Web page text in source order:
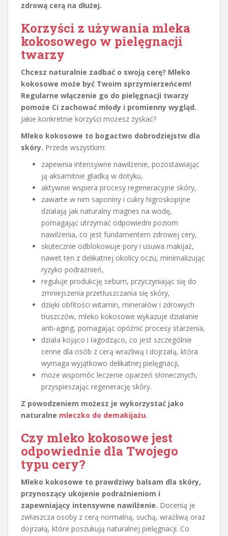
zdrową cerą na dłużej.
Korzyści z używania mleka
kokosowego w pielęgnacji
twarzy
Chcesz naturalnie zadbać o swoją cerę? Mleko
kokosowe może być Twoim sprzymierzeńcem!
Regularne włączenie go do pielęgnacji twarzy
pomoże Ci zachować młody i promienny wygląd.
Jakie konkretnie korzyści możesz zyskać?
Mleko kokosowe to bogactwo dobrodziejstw dla
skóry. Przede wszystkim:
zapewnia intensywne nawilżenie, pozostawiając
ją aksamitnie gładką w dotyku,
aktywnie wspiera procesy regeneracyjne skóry,
zawarte w nim saponiny i cukry higroskopijne
działają jak naturalny magnes na wodę,
pomagając utrzymać odpowiedni poziom
nawilżenia, co jest fundamentem zdrowej cery,
skutecznie odblokowuje pory i usuwa makijaż,
nawet ten z delikatnej okolicy oczu, minimalizując
ryzyko podrażnień,
reguluje produkcję sebum, przyczyniając się do
zmniejszenia przetłuszczania się skóry,
dzięki obfitości witamin, minerałów i zdrowych
tłuszczów, mleko kokosowe wykazuje działanie
anti-aging, pomagając opóźnić procesy starzenia,
działa kojąco i łagodząco, co jest szczególnie
cenne dla osób z cerą wrażliwą i dojrzałą, która
wymaga wyjątkowo delikatnej pielęgnacji,
może wspomóc leczenie oparzeń słonecznych,
przyspieszając regenerację skóry.
Z powodzeniem możesz je wykorzystać jako
naturalne mleczko do demakijażu.
Czy mleko kokosowe jest
odpowiednie dla Twojego
typu cery?
Mleko kokosowe to prawdziwy balsam dla skóry,
przynoszący ukojenie podrażnieniom i
zapewniający intensywne nawilżenie. Docenią je
zwłaszcza osoby z cerą normalną, suchą, wrażliwą oraz
dojrzałą, które poszukują naturalnej pielęgnacji. Co